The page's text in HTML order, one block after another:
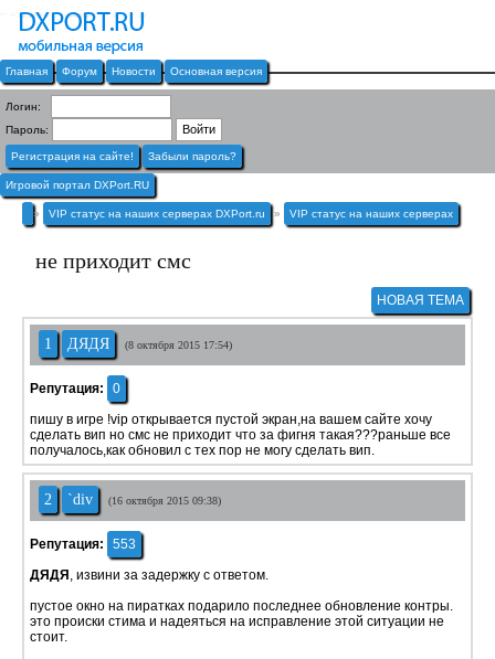
Главная Форум Новости Основная версия
Логин:
Пароль:
Регистрация на сайте! Забыли пароль?
Игровой портал DXPort.RU
» VIP статус на наших серверах DXPort.ru » VIP статус на наших серверах
не приходит смс
НОВАЯ ТЕМА
1 ДЯДЯ (8 октября 2015 17:54)
Репутация:
0
пишу в игре !vip открывается пустой экран,на вашем сайте хочу
сделать вип но смс не приходит что за фигня такая???раньше все
получалось,как обновил с тех пор не могу сделать вип.
2 `div (16 октября 2015 09:38)
Репутация:
553
ДЯДЯ , извини за задержку с ответом.
пустое окно на пиратках подарило последнее обновление контры.
это происки стима и надеяться на исправление этой ситуации не
стоит.